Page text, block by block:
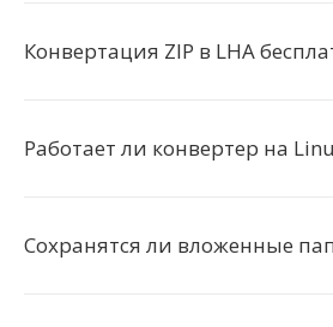
Конвертация ZIP в LHA
Работает ли конвертер на
Сохранятся ли вложенные